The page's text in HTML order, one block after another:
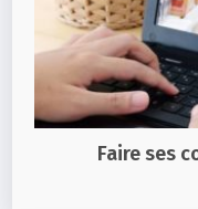
Faire ses